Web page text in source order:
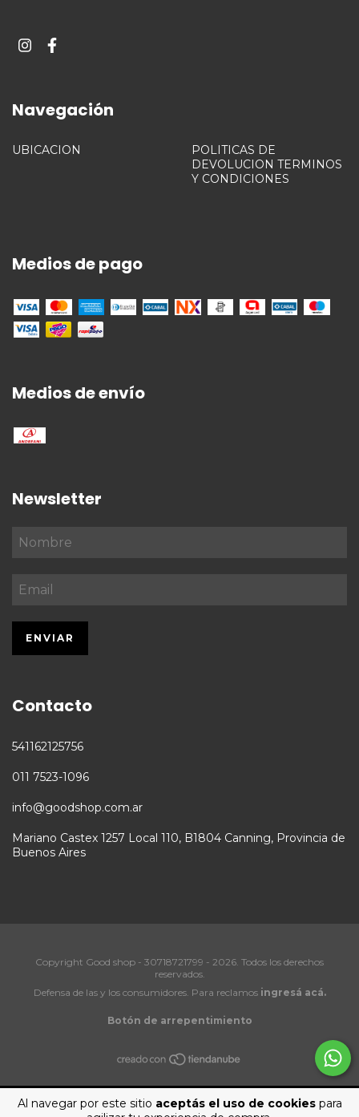
Al navegar por este sitio aceptás el uso de cookiespara
Navegación
UBICACION
POLITICAS DE
DEVOLUCION TERMINOS
Y CONDICIONES
Medios de pago
Medios de envío
Newsletter
Contacto
541162125756
011 7523-1096
info@goodshop.com.ar
Mariano Castex 1257 Local 110, B1804 Canning, Provincia de
Buenos Aires
Copyright Good shop - 30718721799 - 2026. Todos los derechos
reservados.
Defensa de las y los consumidores. Para reclamos ingresá acá.
Botón de arrepentimiento